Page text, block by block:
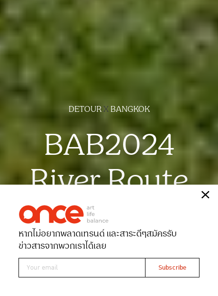
DETOURXBANGKOK
BAB2024
River Route
เรื่องณัฐนนท์ จันทร์ขวาง
ภาพฉัตรชัย มาตยภูธร
Date 26-01-2025Views 2103
หากไม่อยากพลาดเทรนด์ และสาระดีๆสมัครรับ
ข่าวสารจากพวกเราได้เลย